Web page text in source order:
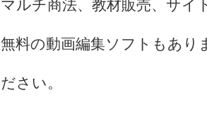
マルチ商法、教材販売、サイ
無料の動画編集ソフトもあ
ださい。